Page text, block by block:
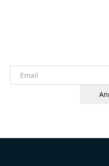
Newsletter bist du
Jetzt